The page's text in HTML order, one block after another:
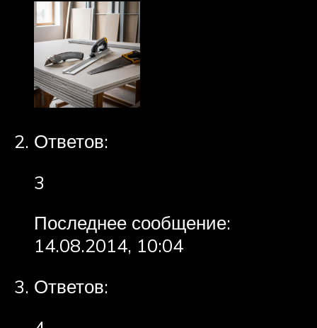
Ответов:
3
Последнее сообщение:
14.08.2014, 10:04
Ответов: